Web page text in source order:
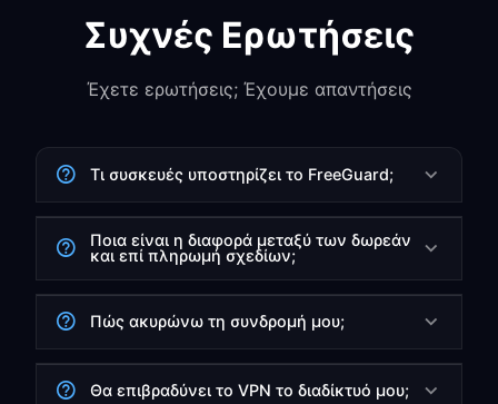
Συχνές Ερωτήσεις
Έχετε ερωτήσεις; Έχουμε απαντήσεις
Τι συσκευές υποστηρίζει το FreeGuard;
Ποια είναι η διαφορά μεταξύ των δωρεάν
και επί πληρωμή σχεδίων;
Πώς ακυρώνω τη συνδρομή μου;
Θα επιβραδύνει το VPN το διαδίκτυό μου;